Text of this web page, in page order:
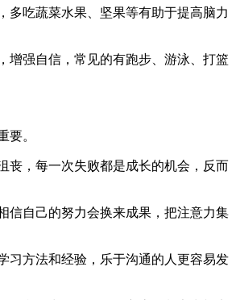
多吃蔬菜水果、坚果等有助于提高脑力
增强自信，常见的有跑步、游泳、打篮
要。
丧，每一次失败都是成长的机会，反而
信自己的努力会换来成果，把注意力集
习方法和经验，乐于沟通的人更容易发